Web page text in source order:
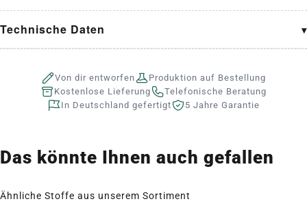
Technische Daten
Von dir entworfen
Produktion auf Bestellung
Kostenlose Lieferung
Telefonische Beratung
In Deutschland gefertigt
5 Jahre Garantie
Das könnte Ihnen auch gefallen
Ähnliche Stoffe aus unserem Sortiment